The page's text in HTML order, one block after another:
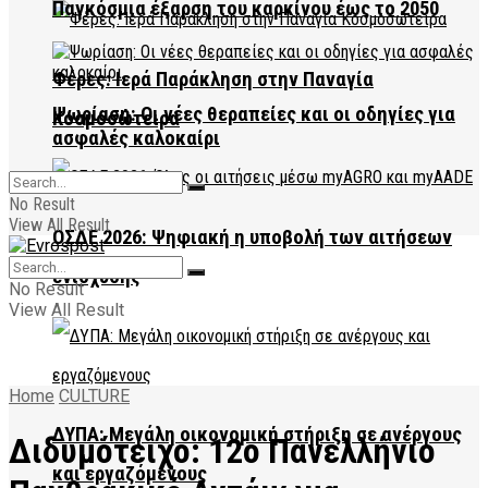
Φέρες: Ιερά Παράκληση στην Παναγία
Κοσμοσώτειρα
ΟΣΔΕ 2026: Ψηφιακή η υποβολή των αιτήσεων
ενίσχυσης
ΔΥΠΑ: Μεγάλη οικονομική στήριξη σε ανέργους
και εργαζόμενους
Παγκόσμια έξαρση του καρκίνου έως το 2050
Ψωρίαση: Οι νέες θεραπείες και οι οδηγίες για
ασφαλές καλοκαίρι
No Result
View All Result
No Result
View All Result
Home CULTURE
Διδυμότειχο: 12ο Πανελλήνιο